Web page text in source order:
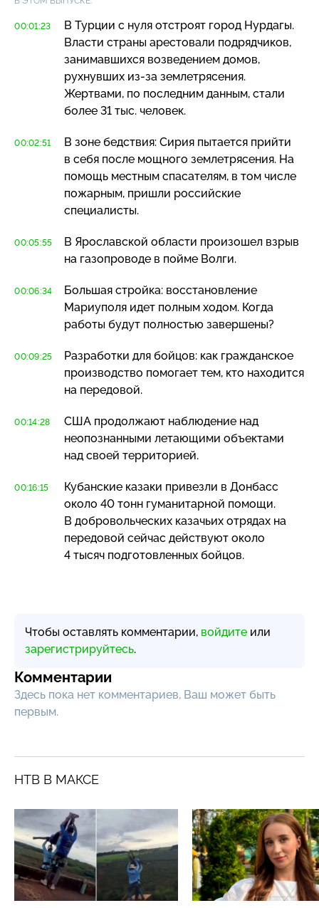
00:01:23
В Турции с нуля отстроят город Нурдагы.
Власти страны арестовали подрядчиков,
занимавшихся возведением домов,
рухнувших из-за землетрясения.
Жертвами, по последним данным, стали
более 31 тыс. человек.
00:02:51
В зоне бедствия: Сирия пытается прийти
в себя после мощного землетрясения. На
помощь местным спасателям, в том числе
пожарным, пришли российские
специалисты.
00:05:55
В Ярославской области произошел взрыв
на газопроводе в пойме Волги.
00:06:34
Большая стройка: восстановление
Мариуполя идет полным ходом. Когда
работы будут полностью завершены?
00:09:25
Разработки для бойцов: как гражданское
производство помогает тем, кто находится
на передовой.
00:14:28
США продолжают наблюдение над
неопознанными летающими объектами
над своей территорией.
00:16:15
Кубанские казаки привезли в Донбасс
около 40 тонн гуманитарной помощи.
В добровольческих казачьих отрядах на
передовой сейчас действуют около
4 тысяч подготовленных бойцов.
Чтобы оставлять комментарии, войдите или
зарегистрируйтесь.
Комментарии
Здесь пока нет комментариев, Ваш может быть
первым.
НТВ В МАКСЕ